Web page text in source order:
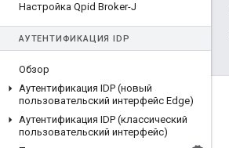
Настройка Qpid Broker-J
АУТЕНТИФИКАЦИЯ IDP
Обзор
Аутентификация IDP (новый
пользовательский интерфейс Edge)
Аутентификация IDP (классический
пользовательский интерфейс)
О компании Apigee
We're part of Google